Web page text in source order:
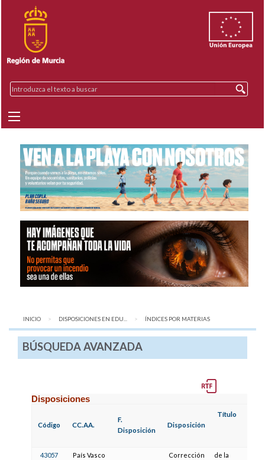
INICIO DISPOSICIONES EN EDU... AQUÍ:
ÍNDICES POR MATERIAS
BÚSQUEDA AVANZADA
Disposiciones
Código CC.AA.
F.
Disposición
Disposición
Título
43057 País Vasco
Corrección
de la